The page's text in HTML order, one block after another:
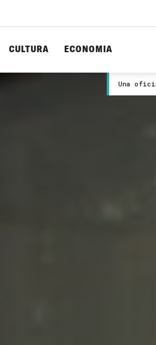
Cerca
CULTURA ECONOMIA
Una